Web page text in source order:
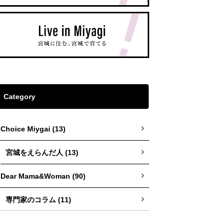
Category
Choice Miygai (13)
宮城をえらんだ人 (13)
Dear Mama&Woman (90)
専門家のコラム (11)